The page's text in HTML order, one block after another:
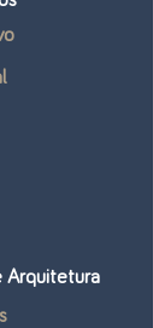
Arquitetura